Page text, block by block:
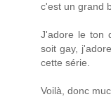
c'est un grand
J'adore le ton
soit gay,
cette série.
Voilà, donc